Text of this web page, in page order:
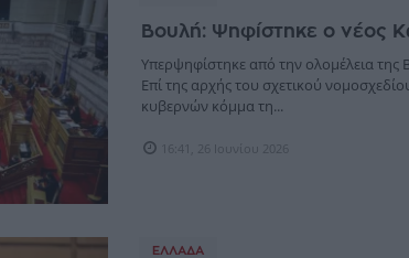
Βουλή: Ψηφίστηκε ο νέος
Υπερψηφίστηκε από την ολομέλεια της
Επί της αρχής του σχετικού
κυβερνών κόμμα τη...
16:41, 26 Ιουνίου 2026
ΕΛΛΆΔΑ